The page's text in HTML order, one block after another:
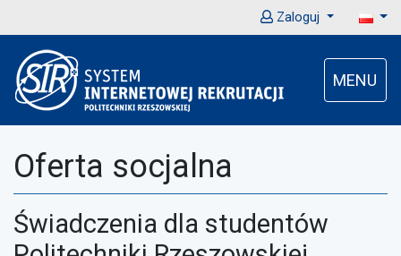
Zaloguj
MENU
Oferta socjalna
Świadczenia dla studentów